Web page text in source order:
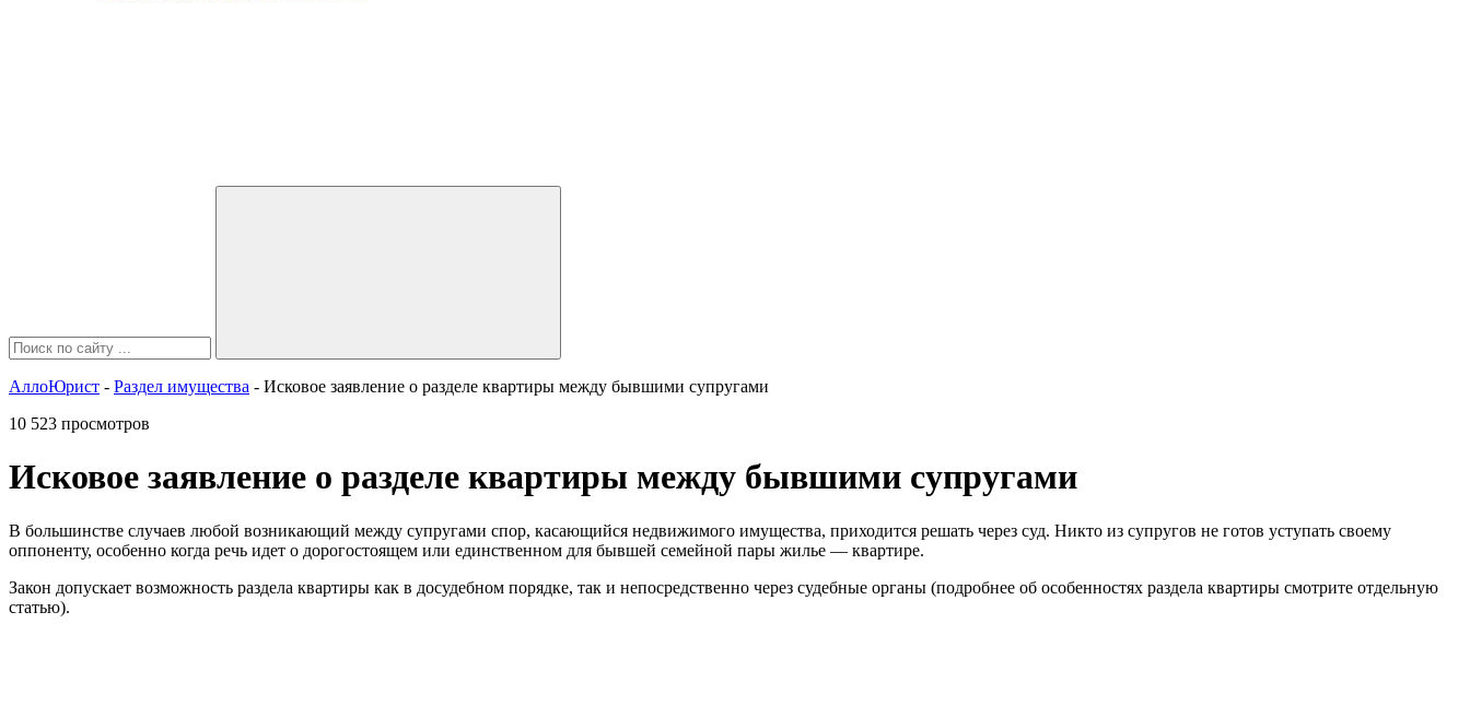
АллоЮрист - Раздел имущества - Исковое заявление о разделе квартиры между бывшими супругами
10 523 просмотров
Исковое заявление о разделе квартиры между бывшими супругами
В большинстве случаев любой возникающий между супругами спор, касающийся недвижимого имущества, приходится решать через суд. Никто из супругов не готов уступать своему
оппоненту, особенно когда речь идет о дорогостоящем или единственном для бывшей семейной пары жилье — квартире.
Закон допускает возможность раздела квартиры как в досудебном порядке, так и непосредственно через судебные органы (подробнее об особенностях раздела квартиры смотрите отдельную
статью).